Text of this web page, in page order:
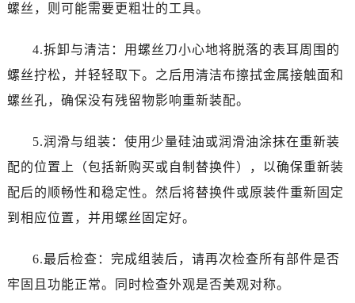
螺丝，则可能需要更粗壮的工具。
4.拆卸与清洁：用螺丝刀小心地将脱落的表耳周围的
螺丝拧松，并轻轻取下。之后用清洁布擦拭金属接触面和
螺丝孔，确保没有残留物影响重新装配。
5.润滑与组装：使用少量硅油或润滑油涂抹在重新装
配的位置上（包括新购买或自制替换件），以确保重新装
配后的顺畅性和稳定性。然后将替换件或原装件重新固定
到相应位置，并用螺丝固定好。
6.最后检查：完成组装后，请再次检查所有部件是否
牢固且功能正常。同时检查外观是否美观对称。